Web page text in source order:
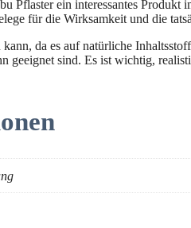
Pflaster ein interessantes
für die Wirksamkeit und die
da es auf natürliche
sind. Es ist wichtig,